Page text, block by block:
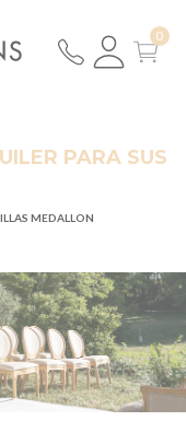
PARA SUS
MEDALLON